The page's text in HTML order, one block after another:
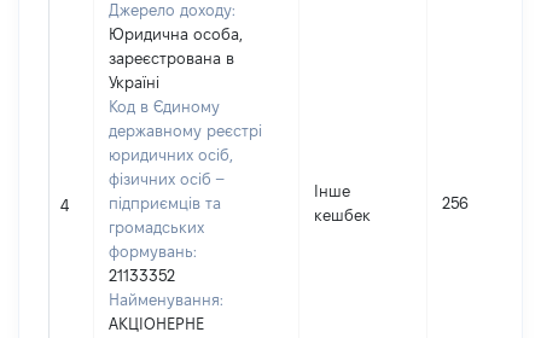
4
Джерело доходу:
Юридична особа,
зареєстрована в
Україні
Код в Єдиному
державному реєстрі
юридичних осіб,
фізичних осіб –
підприємців та
громадських
формувань:
21133352
Найменування:
АКЦІОНЕРНЕ
Інше
кешбек
256